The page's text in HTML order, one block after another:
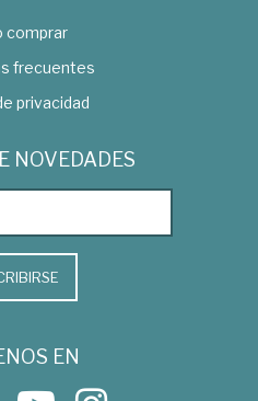
comprar
frecuentes
privacidad
NOVEDADES
EN